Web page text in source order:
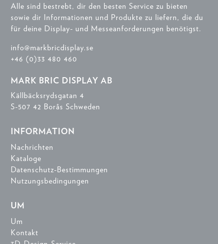
Alle sind bestrebt, dir den besten Service zu bieten
sowie dir Informationen und Produkte zu liefern, die du
für deine Display- und Messeanforderungen benötigst.
info@markbricdisplay.se
+46 (0)33 480 460
MARK BRIC DISPLAY AB
Källbäcksrydsgatan 4
S-507 42 Borås Schweden
INFORMATION
Nachrichten
Kataloge
Datenschutz-Bestimmungen
Nutzungsbedingungen
UM
Um
Kontakt